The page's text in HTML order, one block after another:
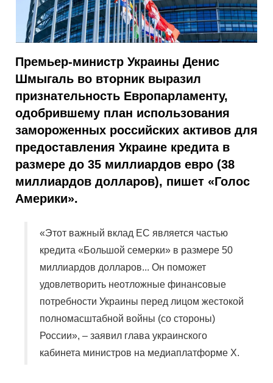
Премьер-министр Украины Денис
Шмыгаль во вторник выразил
признательность Европарламенту,
одобрившему план использования
замороженных российских активов для
предоставления Украине кредита в
размере до 35 миллиардов евро (38
миллиардов долларов), пишет «Голос
Америки».
«Этот важный вклад ЕС является частью
кредита «Большой семерки» в размере 50
миллиардов долларов... Он поможет
удовлетворить неотложные финансовые
потребности Украины перед лицом жестокой
полномасштабной войны (со стороны)
России», – заявил глава украинского
кабинета министров на медиаплатформе X.